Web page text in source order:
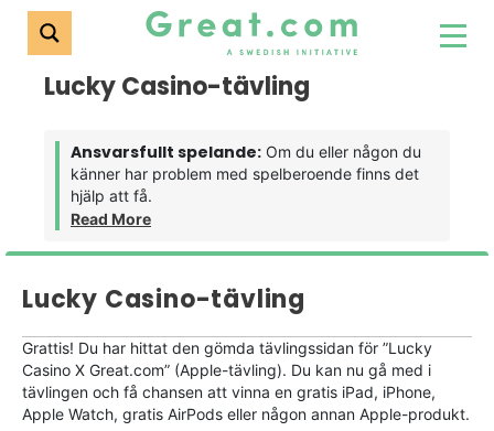
Lucky Casino-tävling
Ansvarsfullt spelande: Om du eller någon du
känner har problem med spelberoende finns det
hjälp att få.
Read More
Lucky Casino-tävling
Grattis! Du har hittat den gömda tävlingssidan för ”Lucky
Casino X Great.com” (Apple-tävling). Du kan nu gå med i
tävlingen och få chansen att vinna en gratis iPad, iPhone,
Apple Watch, gratis AirPods eller någon annan Apple-produkt.